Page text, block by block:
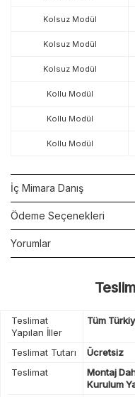
Kolsuz Modül
Kolsuz Modül
Kolsuz Modül
Kollu Modül
Kollu Modül
Kollu Modül
İç Mimara Danış
Ödeme Seçenekleri
Yorumlar
Teslimat
Yapılan İller
Tüm
Teslimat Tutarı
Ücretsiz
Teslimat
Montaj
Kurulum